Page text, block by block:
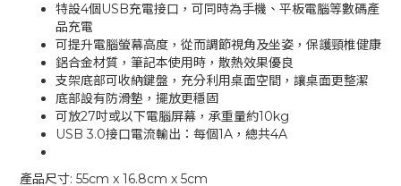
特設4個USB充電接口，可同時為手機、平板電腦等數碼產
品充電
可提升電腦螢幕高度，從而調節視角及坐姿，保護頸椎健康
鋁合金材質，筆記本使用時，散熱效果優良
支架底部可收納鍵盤，充分利用桌面空間，讓桌面更整潔
底部設有防滑墊，擺放更穩固
可放27吋或以下電腦屏幕，承重量約10kg
USB 3.0接口電流輸出：每個1A，總共4A
產品尺寸: 55cm x 16.8cm x 5cm